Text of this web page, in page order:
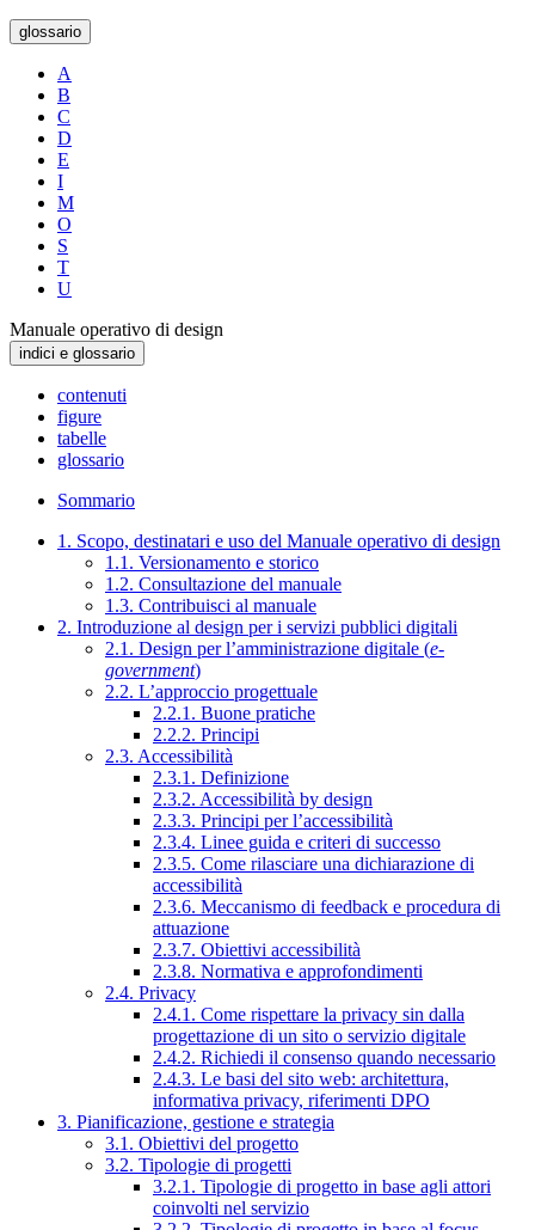
glossario
A
B
C
D
E
I
M
O
S
T
U
Manuale operativo di design
indici e glossario
contenuti
figure
tabelle
glossario
Sommario
1. Scopo, destinatari e uso del Manuale operativo di design
1.1. Versionamento e storico
1.2. Consultazione del manuale
1.3. Contribuisci al manuale
2. Introduzione al design per i servizi pubblici digitali
2.1. Design per l’amministrazione digitale (e-
government)
2.2. L’approccio progettuale
2.2.1. Buone pratiche
2.2.2. Principi
2.3. Accessibilità
2.3.1. Definizione
2.3.2. Accessibilità by design
2.3.3. Principi per l’accessibilità
2.3.4. Linee guida e criteri di successo
2.3.5. Come rilasciare una dichiarazione di
accessibilità
2.3.6. Meccanismo di feedback e procedura di
attuazione
2.3.7. Obiettivi accessibilità
2.3.8. Normativa e approfondimenti
2.4. Privacy
2.4.1. Come rispettare la privacy sin dalla
progettazione di un sito o servizio digitale
2.4.2. Richiedi il consenso quando necessario
2.4.3. Le basi del sito web: architettura,
informativa privacy, riferimenti DPO
3. Pianificazione, gestione e strategia
3.1. Obiettivi del progetto
3.2. Tipologie di progetti
3.2.1. Tipologie di progetto in base agli attori
coinvolti nel servizio